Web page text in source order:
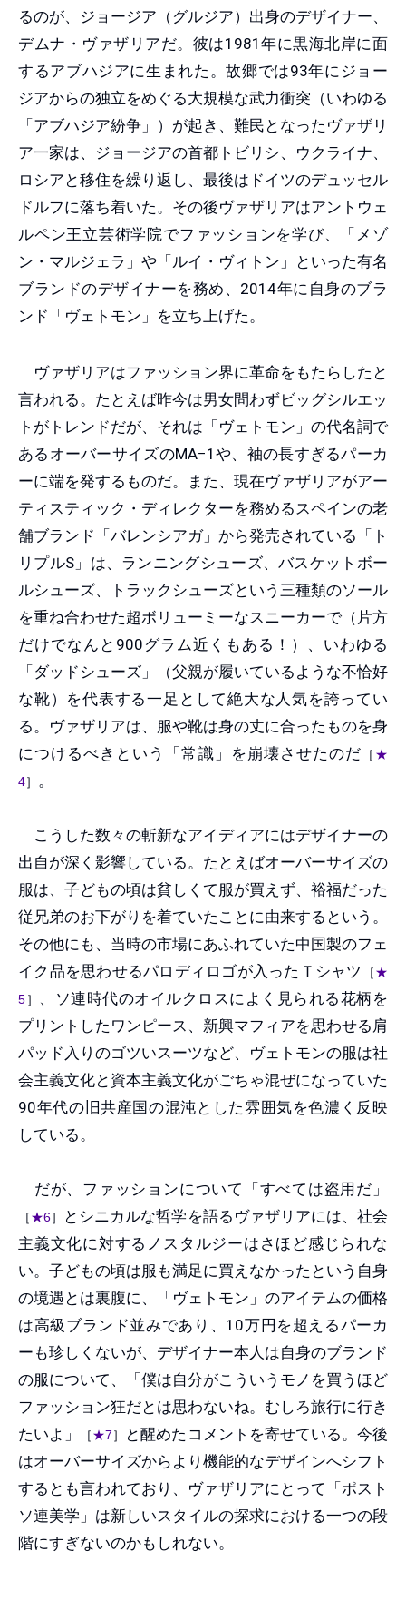
るのが、ジョージア（グルジア）出身のデザイナー、
デムナ・ヴァザリアだ。彼は1981年に黒海北岸に面
するアブハジアに生まれた。故郷では93年にジョー
ジアからの独立をめぐる大規模な武力衝突（いわゆる
「アブハジア紛争」）が起き、難民となったヴァザリ
ア一家は、ジョージアの首都トビリシ、ウクライナ、
ロシアと移住を繰り返し、最後はドイツのデュッセル
ドルフに落ち着いた。その後ヴァザリアはアントウェ
ルペン王立芸術学院でファッションを学び、「メゾ
ン・マルジェラ」や「ルイ・ヴィトン」といった有名
ブランドのデザイナーを務め、2014年に自身のブラ
ンド「ヴェトモン」を立ち上げた。
ヴァザリアはファッション界に革命をもたらしたと
言われる。たとえば昨今は男女問わずビッグシルエッ
トがトレンドだが、それは「ヴェトモン」の代名詞で
あるオーバーサイズのMA−1や、袖の長すぎるパーカ
ーに端を発するものだ。また、現在ヴァザリアがアー
ティスティック・ディレクターを務めるスペインの老
舗ブランド「バレンシアガ」から発売されている「ト
リプルS」は、ランニングシューズ、バスケットボー
ルシューズ、トラックシューズという三種類のソール
を重ね合わせた超ボリューミーなスニーカーで（片方
だけでなんと900グラム近くもある！）、いわゆる
「ダッドシューズ」（父親が履いているような不恰好
な靴）を代表する一足として絶大な人気を誇ってい
る。ヴァザリアは、服や靴は身の丈に合ったものを身
につけるべきという「常識」を崩壊させたのだ ［ ★
4］ 。
こうした数々の斬新なアイディアにはデザイナーの
出自が深く影響している。たとえばオーバーサイズの
服は、子どもの頃は貧しくて服が買えず、裕福だった
従兄弟のお下がりを着ていたことに由来するという。
その他にも、当時の市場にあふれていた中国製のフェ
イク品を思わせるパロディロゴが入ったＴシャツ
［ ★
5 ］
、ソ連時代のオイルクロスによく見られる花柄を
プリントしたワンピース、新興マフィアを思わせる肩
パッド入りのゴツいスーツなど、ヴェトモンの服は社
会主義文化と資本主義文化がごちゃ混ぜになっていた
90年代の旧共産国の混沌とした雰囲気を色濃く反映
している。
だが、ファッションについて「すべては盗用だ」
［ ★6］
とシニカルな哲学を語るヴァザリアには、社会
主義文化に対するノスタルジーはさほど感じられな
い。子どもの頃は服も満足に買えなかったという自身
の境遇とは裏腹に、「ヴェトモン」のアイテムの価格
は高級ブランド並みであり、10万円を超えるパーカ
ーも珍しくないが、デザイナー本人は自身のブランド
の服について、「僕は自分がこういうモノを買うほど
ファッション狂だとは思わないね。むしろ旅行に行き
たいよ」
［ ★7 ］
と醒めたコメントを寄せている。今後
はオーバーサイズからより機能的なデザインへシフト
するとも言われており、ヴァザリアにとって「ポスト
ソ連美学」は新しいスタイルの探求における一つの段
階にすぎないのかもしれない。